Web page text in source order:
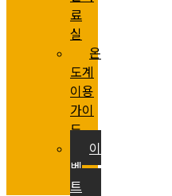
료
실
온
도계
이용
가이
드
이
벤
트